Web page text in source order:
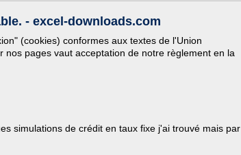
- excel-downloads.com
(cookies) conformes aux textes de l'Union
nos pages vaut acceptation de notre règlement en la
simulations de crédit en taux fixe j'ai trouvé mais par